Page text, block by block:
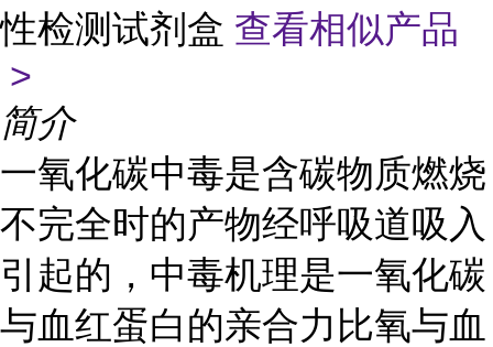
性检测试剂盒 查看相似产品
>
简介
一氧化碳中毒是含碳物质燃烧
不完全时的产物经呼吸道吸入
引起的，中毒机理是一氧化碳
与血红蛋白的亲合力比氧与血